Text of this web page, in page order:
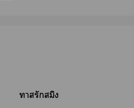
ารักสมิง